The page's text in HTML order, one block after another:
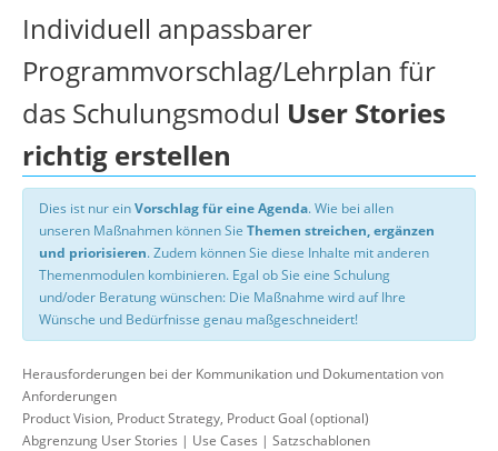
Individuell anpassbarer
Programmvorschlag/Lehrplan für
das Schulungsmodul User Stories
richtig erstellen
Dies ist nur einVorschlag für eine Agenda. Wie bei allen
unseren Maßnahmen können Sie Themen streichen, ergänzen
und priorisieren. Zudem können Sie diese Inhalte mit anderen
Themenmodulen kombinieren. Egal ob Sie eine Schulung
und/oder Beratung wünschen: Die Maßnahme wird auf Ihre
Wünsche und Bedürfnisse genau maßgeschneidert!
Herausforderungen bei der Kommunikation und Dokumentation von
Anforderungen
Product Vision, Product Strategy, Product Goal (optional)
Abgrenzung User Stories | Use Cases | Satzschablonen